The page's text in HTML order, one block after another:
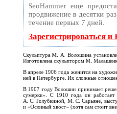
SeoHammer еще
продвижение в десятки
течение первых 7 дней.
Зарегистрироваться
Скульптура М. А. Волошина
Изготовлена скульптором М.
В апреле 1906 года женится на
ней в Петербурге. Их сложные
В 1907 году Волошин принимает
сумерки». С 1910 года он
А. С. Голубкиной, М. С. Сарьяне,
и «Ослиный хвост» (хотя сам стоит